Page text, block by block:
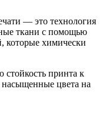
— это технология
ткани с помощью
которые химически
стойкость принта к
насыщенные цвета на